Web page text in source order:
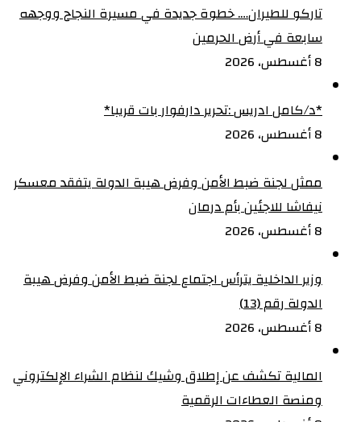
تاركو للطيران…. خطوة جديدة في مسيرة النجاح ووجهه
سابعة في أرض الحرمين
8 أغسطس، 2026
‏*د/كامل ادريس :تحرير دارفوار بات قريبا*
8 أغسطس، 2026
ممثل لجنة ضبط الأمن وفرض هيبة الدولة يتفقد معسكر
نيفاشا للاجئين بأم درمان
8 أغسطس، 2026
وزير الداخلية يترأس اجتماع لجنة ضبط الأمن وفرض هيبة
الدولة رقم (13)
8 أغسطس، 2026
المالية تكشف عن إطلاق وشيك لنظام الشراء الإلكتروني
ومنصة العطاءات الرقمية